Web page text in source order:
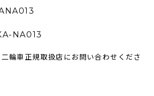
輪車正規取扱店にお問い合わせくださ
NA013